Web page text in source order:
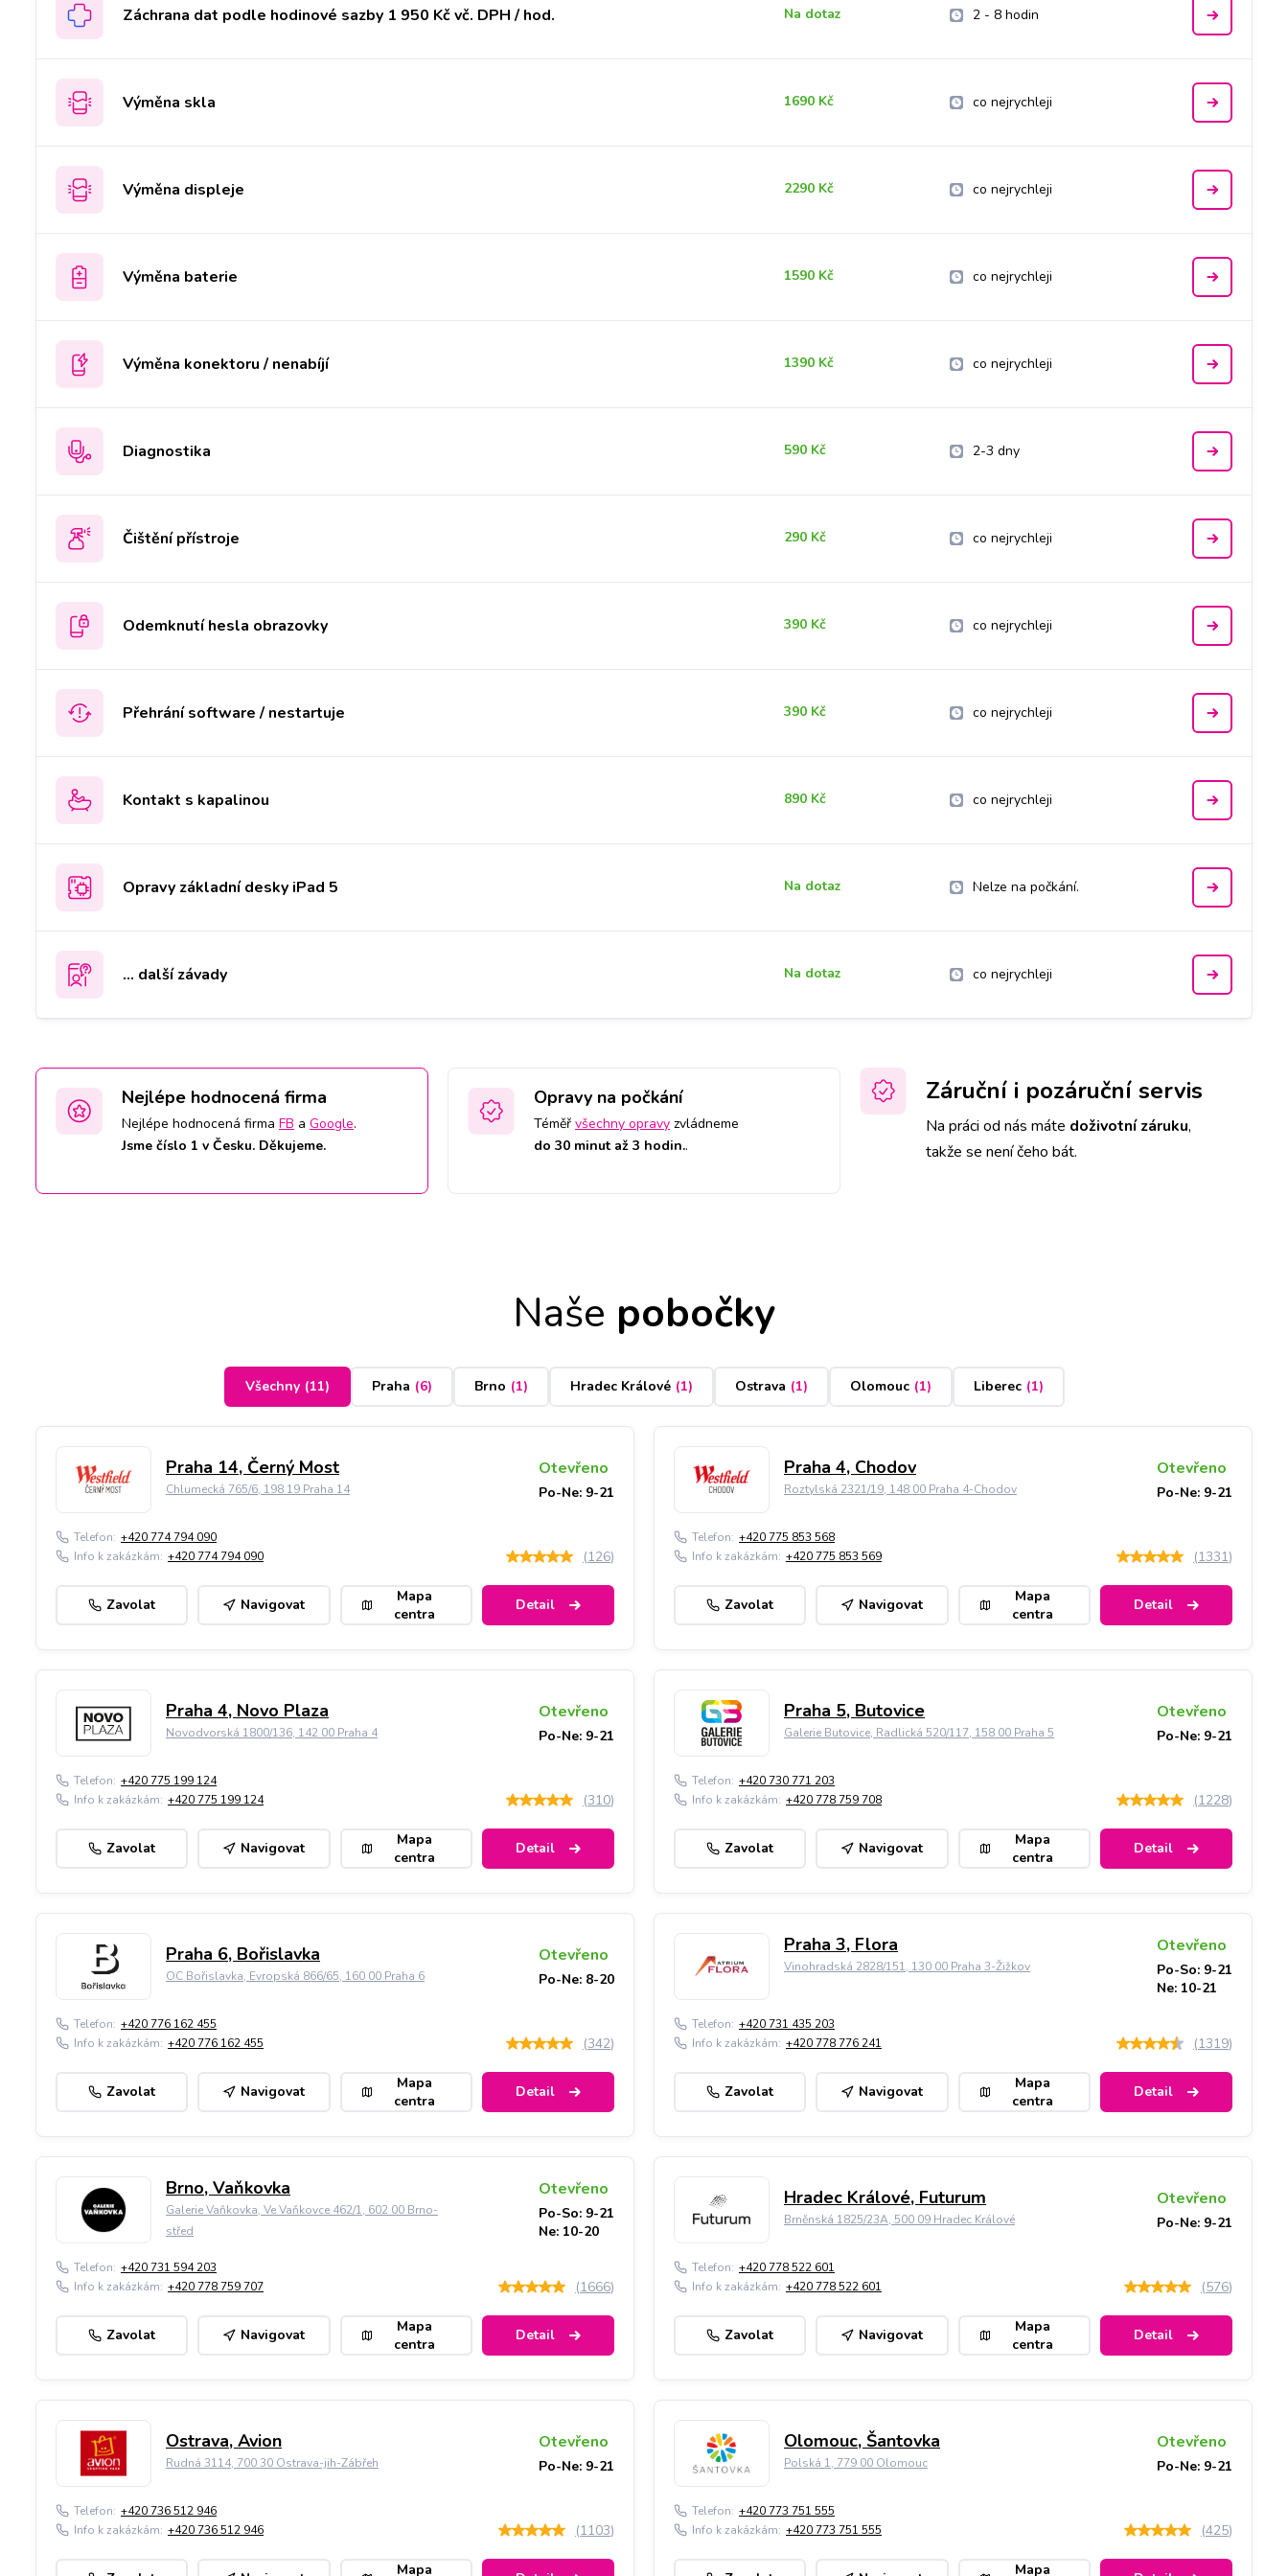
Záchrana dat podle hodinové sazby 1 950 Kč vč. DPH / hod. Na dotaz 2 - 8 hodin
Výměna skla 1690 Kč co nejrychleji
Výměna displeje 2290 Kč co nejrychleji
Výměna baterie 1590 Kč co nejrychleji
Výměna konektoru / nenabíjí 1390 Kč co nejrychleji
Diagnostika 590 Kč 2-3 dny
Čištění přístroje 290 Kč co nejrychleji
Odemknutí hesla obrazovky 390 Kč co nejrychleji
Přehrání software / nestartuje 390 Kč co nejrychleji
Kontakt s kapalinou 890 Kč co nejrychleji
Opravy základní desky iPad 5 Na dotaz Nelze na počkání.
... další závady Na dotaz co nejrychleji
Nejlépe hodnocená firma
Nejlépe hodnocená firma FB a Google.
Jsme číslo 1 v Česku. Děkujeme.
Opravy na počkání
Téměř všechny opravy zvládneme
do 30 minut až 3 hodin..
Záruční i pozáruční servis
Na práci od nás máte doživotní záruku,
takže se není čeho bát.
Naše pobočky
Všechny (11) Praha (6) Brno (1) Hradec Králové (1) Ostrava (1) Olomouc (1) Liberec (1)
Praha 14, Černý Most
Chlumecká 765/6, 198 19 Praha 14
Otevřeno
Po-Ne: 9-21
Telefon: +420 774 794 090
Info k zakázkám: +420 774 794 090 (126)
Zavolat Navigovat
Mapa
centra
Detail
Praha 4, Chodov
Roztylská 2321/19, 148 00 Praha 4-Chodov
Otevřeno
Po-Ne: 9-21
Telefon: +420 775 853 568
Info k zakázkám: +420 775 853 569 (1331)
Zavolat Navigovat
Mapa
centra
Detail
Praha 4, Novo Plaza
Novodvorská 1800/136, 142 00 Praha 4
Otevřeno
Po-Ne: 9-21
Telefon: +420 775 199 124
Info k zakázkám: +420 775 199 124 (310)
Zavolat Navigovat
Mapa
centra
Detail
Praha 5, Butovice
Galerie Butovice, Radlická 520/117, 158 00 Praha 5
Otevřeno
Po-Ne: 9-21
Telefon: +420 730 771 203
Info k zakázkám: +420 778 759 708 (1228)
Zavolat Navigovat
Mapa
centra
Detail
Praha 6, Bořislavka
OC Bořislavka, Evropská 866/65, 160 00 Praha 6
Otevřeno
Po-Ne: 8-20
Telefon: +420 776 162 455
Info k zakázkám: +420 776 162 455 (342)
Zavolat Navigovat
Mapa
centra
Detail
Praha 3, Flora
Vinohradská 2828/151, 130 00 Praha 3-Žižkov
Otevřeno
Po-So: 9-21
Ne: 10-21
Telefon: +420 731 435 203
Info k zakázkám: +420 778 776 241 (1319)
Zavolat Navigovat
Mapa
centra
Detail
Brno, Vaňkovka
Galerie Vaňkovka, Ve Vaňkovce 462/1, 602 00 Brno-
střed
Otevřeno
Po-So: 9-21
Ne: 10-20
Telefon: +420 731 594 203
Info k zakázkám: +420 778 759 707 (1666)
Zavolat Navigovat
Mapa
centra
Detail
Hradec Králové, Futurum
Brněnská 1825/23A, 500 09 Hradec Králové
Otevřeno
Po-Ne: 9-21
Telefon: +420 778 522 601
Info k zakázkám: +420 778 522 601 (576)
Zavolat Navigovat
Mapa
centra
Detail
Ostrava, Avion
Rudná 3114, 700 30 Ostrava-jih-Zábřeh
Otevřeno
Po-Ne: 9-21
Telefon: +420 736 512 946
Info k zakázkám: +420 736 512 946 (1103)
Mapa
Olomouc, Šantovka
Polská 1, 779 00 Olomouc
Otevřeno
Po-Ne: 9-21
Telefon: +420 773 751 555
Info k zakázkám: +420 773 751 555 (425)
Mapa